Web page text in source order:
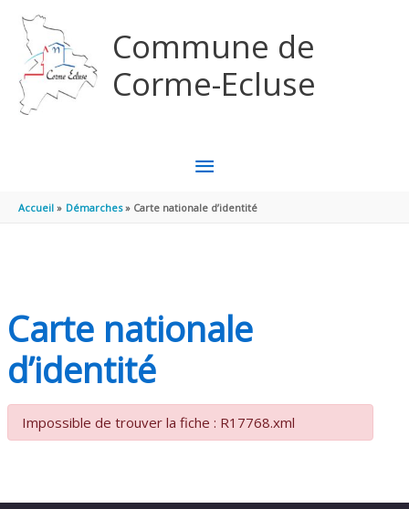
Commune de
Corme-Ecluse
MENU
PRINCIPAL
Accueil Démarches Carte nationale d’identité
Carte nationale
d’identité
Impossible de trouver la fiche : R17768.xml